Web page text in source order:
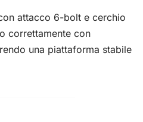
attacco 6-bolt e cerchio
correttamente con
una piattaforma stabile